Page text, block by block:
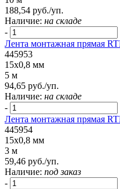
188,54 руб./уп.
Наличие: на складе
-
Лента монтажная прямая
445953
15x0,8 мм
5 м
94,65 руб./уп.
Наличие: на складе
-
Лента монтажная прямая
445954
15x0,8 мм
3 м
59,46 руб./уп.
Наличие: под заказ
-